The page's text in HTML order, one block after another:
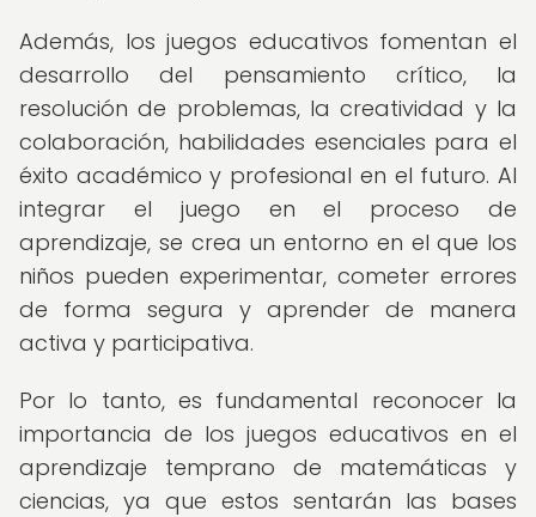
Además, los juegos educativos fomentan el
desarrollo del pensamiento crítico, la
resolución de problemas, la creatividad y la
colaboración, habilidades esenciales para el
éxito académico y profesional en el futuro. Al
integrar el juego en el proceso de
aprendizaje, se crea un entorno en el que los
niños pueden experimentar, cometer errores
de forma segura y aprender de manera
activa y participativa.
Por lo tanto, es fundamental reconocer la
importancia de los juegos educativos en el
aprendizaje temprano de matemáticas y
ciencias, ya que estos sentarán las bases